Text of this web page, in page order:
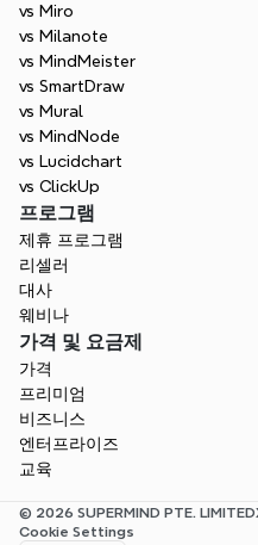
vs Miro
vs Milanote
vs MindMeister
vs SmartDraw
vs Mural
vs MindNode
vs Lucidchart
vs ClickUp
프로그램
제휴 프로그램
리셀러
대사
웨비나
가격 및 요금제
가격
프리미엄
비즈니스
엔터프라이즈
교육
© 2026 SUPERMIND PTE. LIMITED
Cookie Settings